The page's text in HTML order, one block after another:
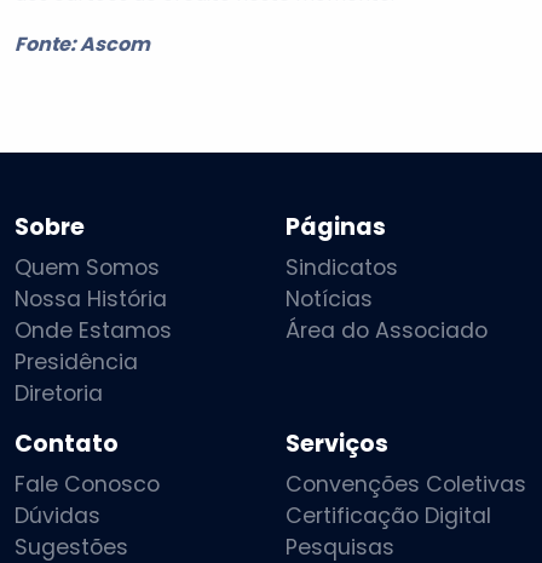
Fonte: Ascom
Sobre
Quem Somos
Nossa História
Onde Estamos
Presidência
Diretoria
Páginas
Sindicatos
Notícias
Área do Associado
Contato
Fale Conosco
Dúvidas
Sugestões
Serviços
Convenções Coletivas
Certificação Digital
Pesquisas